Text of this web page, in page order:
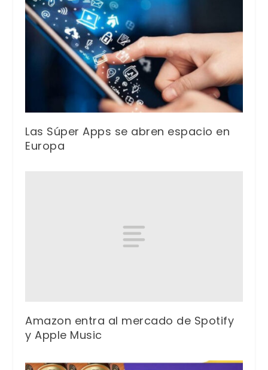
Las Súper Apps se abren espacio en
Europa
Amazon entra al mercado de Spotify
y Apple Music